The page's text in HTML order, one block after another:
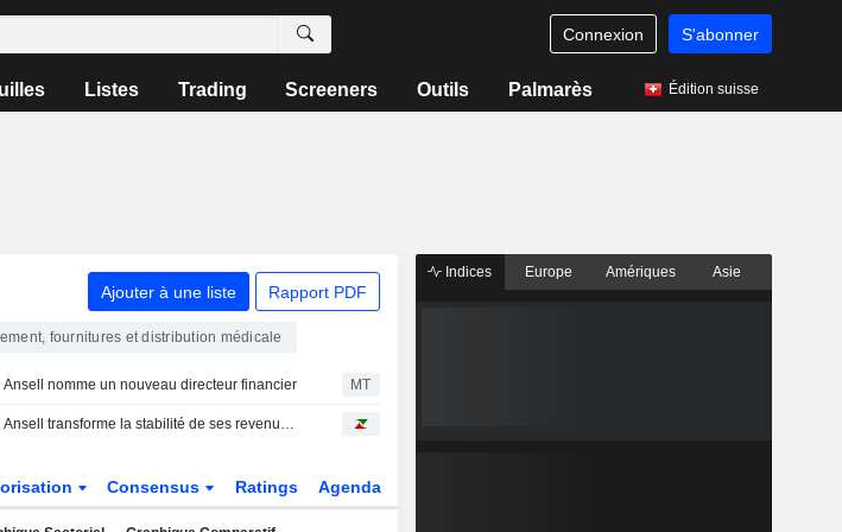
Connexion S'abonner
Listes Trading Screeners Outils Palmarès Édition suisse
Ajouter à une liste Rapport PDF
fournitures et distribution médicale
Ansell nomme un nouveau directeur financier MT
Ansell transforme la stabilité de ses revenus en une solide croissance des bénéfices
Consensus Ratings Agenda
Indices Europe Amériques Asie